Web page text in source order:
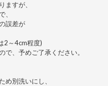
ますが、
、
誤差が
2～4cm程度)
で、予めご了承ください。
め別洗いにし、